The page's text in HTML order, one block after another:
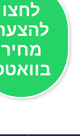
לחצו
מחיר